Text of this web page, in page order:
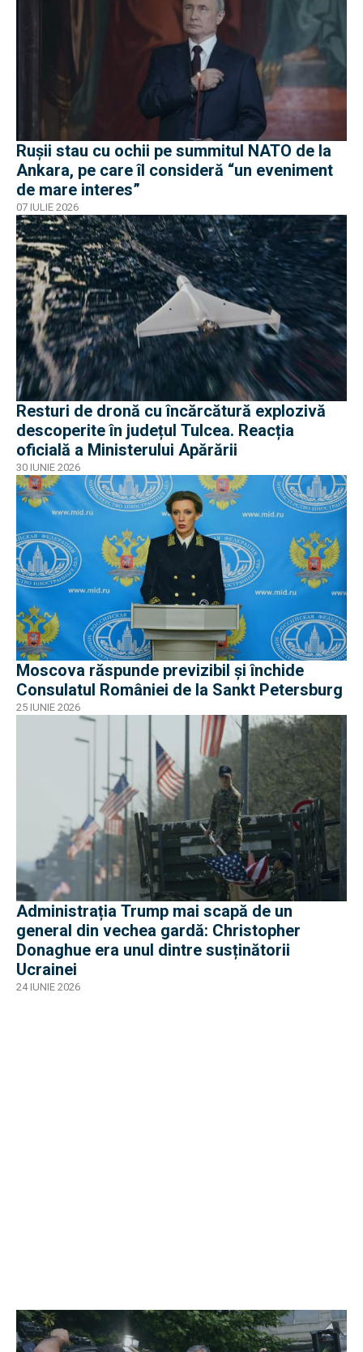
Rușii stau cu ochii pe summitul NATO de la
Ankara, pe care îl consideră “un eveniment
de mare interes”
07 IULIE 2026
Resturi de dronă cu încărcătură explozivă
descoperite în județul Tulcea. Reacția
oficială a Ministerului Apărării
30 IUNIE 2026
Moscova răspunde previzibil și închide
Consulatul României de la Sankt Petersburg
25 IUNIE 2026
Administrația Trump mai scapă de un
general din vechea gardă: Christopher
Donaghue era unul dintre susținătorii
Ucrainei
24 IUNIE 2026